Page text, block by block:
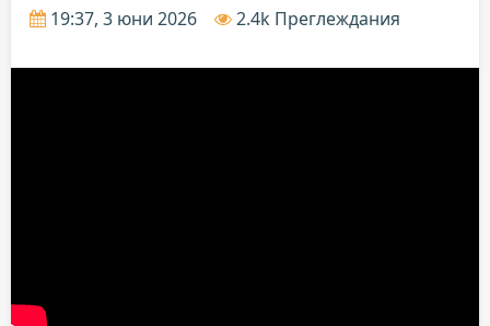
19:37, 3 юни 2026 2.4k Преглеждания